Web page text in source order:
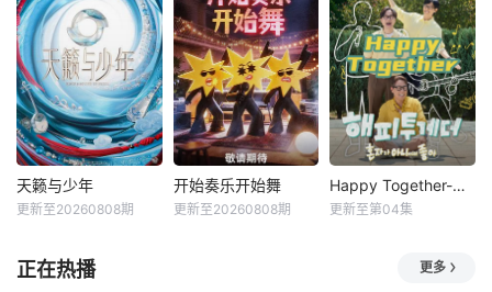
天籁与少年
更新至20260808期
开始奏乐开始舞
更新至20260808期
Happy Together-不是一个人真好
更新至第04集
正在热播 更多